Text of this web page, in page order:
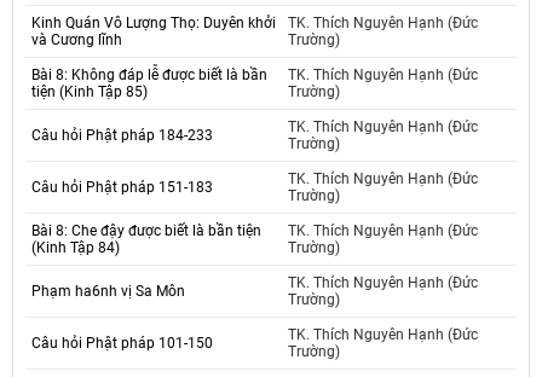
Kinh Quán Vô Lượng Thọ: Duyên khởi
và Cương lĩnh
TK. Thích Nguyên Hạnh (Đức
Trường)
Bài 8: Không đáp lễ được biết là bần
tiện (Kinh Tập 85)
TK. Thích Nguyên Hạnh (Đức
Trường)
Câu hỏi Phật pháp 184-233
TK. Thích Nguyên Hạnh (Đức
Trường)
Câu hỏi Phật pháp 151-183
TK. Thích Nguyên Hạnh (Đức
Trường)
Bài 8: Che đậy được biết là bần tiện
(Kinh Tập 84)
TK. Thích Nguyên Hạnh (Đức
Trường)
Phạm ha6nh vị Sa Môn
TK. Thích Nguyên Hạnh (Đức
Trường)
Câu hỏi Phật pháp 101-150
TK. Thích Nguyên Hạnh (Đức
Trường)